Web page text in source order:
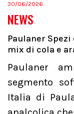
30/06/2026
NEWS
Paulaner
mix di cola e
Paulaner
segmento
Italia di